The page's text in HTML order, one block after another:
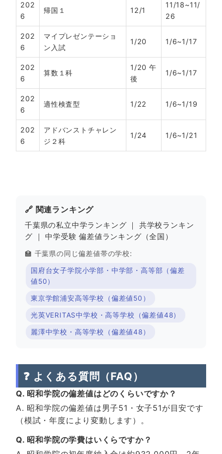
202
6
帰国１ 12/1
11/18~11/
26
202
6
マイプレゼンテーショ
ン入試
1/20 1/6~1/17
202
6
算数１科
1/20 午
後
1/6~1/17
202
6
適性検査型 1/22 1/6~1/19
202
6
アドバンストチャレン
ジ２科
1/24 1/6~1/21
🔗 関連ランキング
千葉県の私立中学ランキング
共学校ランキン
グ ｜中学受験 偏差値ランキング（全国）
🏫 千葉県の同じ偏差値帯の学校:
国府台女子学院小学部・中学部・高等部（偏差
値50）
東京学館浦安高等学校（偏差値50）
光英VERITAS中学校・高等学校（偏差値48）
麗澤中学校・高等学校（偏差値48）
❓ よくある質問（FAQ）
Q. 昭和学院の偏差値はどのくらいですか？
A. 昭和学院の偏差値は男子51・女子51が目安です
（模試・年度により変動します）。
Q. 昭和学院の学費はいくらですか？